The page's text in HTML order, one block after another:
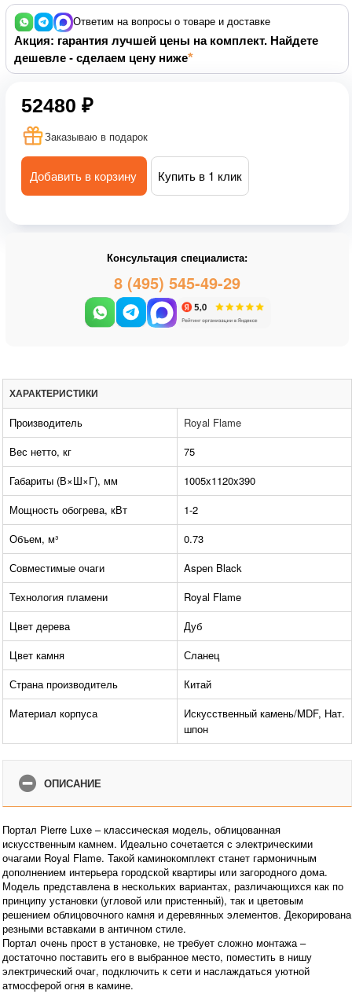
Ответим на вопросы о товаре и доставке
Акция: гарантия лучшей цены на комплект. Найдете
дешевле - сделаем цену ниже
52480 ₽
Заказываю в подарок
Добавить в корзину Купить в 1 клик
Консультация специалиста:
8 (495) 545-49-29
ХАРАКТЕРИСТИКИ
Производитель
Royal Flame
Вес нетто, кг
75
Габариты (В×Ш×Г), мм
1005x1120x390
Мощность обогрева, кВт
1-2
Объем, м³
0.73
Совместимые очаги
Aspen Black
Технология пламени
Royal Flame
Цвет дерева
Дуб
Цвет камня
Сланец
Страна производитель
Китай
Материал корпуса
Искусственный камень/MDF, Нат.
шпон
ОПИСАНИЕ
Портал Pierre Luxe – классическая модель, облицованная
искусственным камнем. Идеально сочетается с электрическими
очагами Royal Flame. Такой каминокомплект станет гармоничным
дополнением интерьера городской квартиры или загородного дома.
Модель представлена в нескольких вариантах, различающихся как по
принципу установки (угловой или пристенный), так и цветовым
решением облицовочного камня и деревянных элементов. Декорирована
резными вставками в античном стиле.
Портал очень прост в установке, не требует сложно монтажа –
достаточно поставить его в выбранное место, поместить в нишу
электрический очаг, подключить к сети и наслаждаться уютной
атмосферой огня в камине.